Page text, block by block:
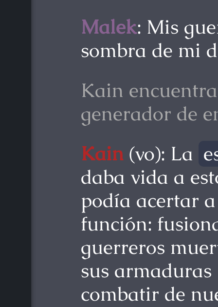
Malek: Mis
sombra de mi
Kain
generador de
Kain (vo): La
daba vida a
podía acertar
función:
guerreros
sus
combatir de